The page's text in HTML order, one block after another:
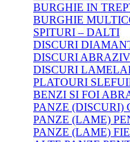
BURGHIE IN
BURGHIE
SPITURI – DALTI
DISCURI
DISCURI
DISCURI
PLATOURI
BENZI SI FOI
PANZE (DISCURI)
PANZE (LAME)
PANZE (LAME)